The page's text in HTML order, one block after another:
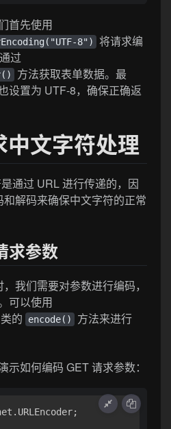
首先使用
8")
将请求编
过
方法获取表单数据。最
设置为 UTF-8，确保正确返
文字符处理
通过 URL 进行传递的，因
解码来确保中文字符的正常
求参数
我们需要对参数进行编码，
可以使用
类的 encode()
方法来进行
示如何编码 GET 请求参数：